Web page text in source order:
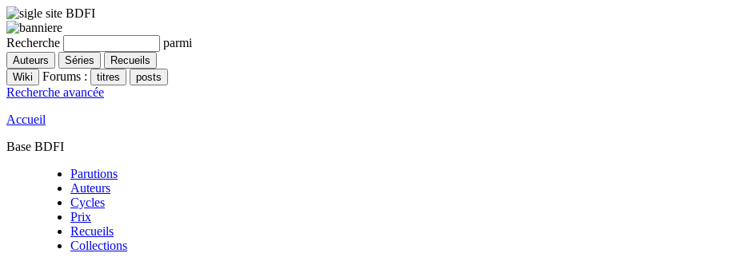
Recherche parmi
Forums :
Recherche avancée
Accueil
Base BDFI
Parutions
Auteurs
Cycles
Prix
Recueils
Collections